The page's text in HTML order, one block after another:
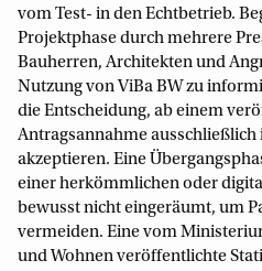
vom Test- in den Echtbetrieb.
Projektphase durch mehrere
Bauherren, Architekten und
Nutzung von ViBa BW zu
die Entscheidung, ab einem
Antragsannahme
akzeptieren. Eine
einer herkömmlichen oder
bewusst nicht eingeräumt, um
vermeiden. Eine vom
und Wohnen veröffentlichte